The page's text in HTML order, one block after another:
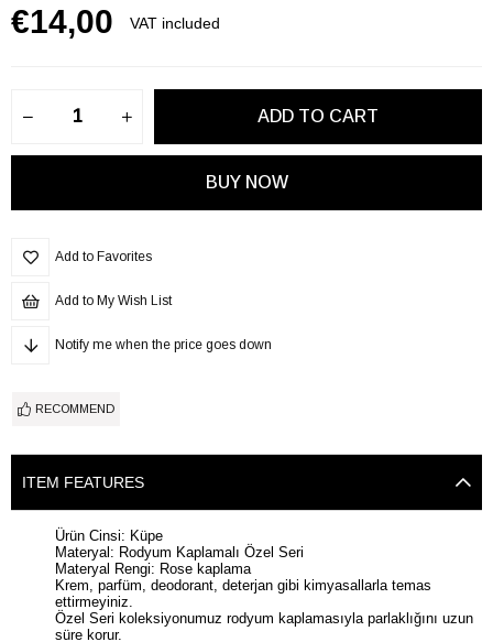
VAT included
€14,00
Add to Favorites
Add to My Wish List
Notify me when the price goes down
RECOMMEND
ITEM FEATURES
Ürün Cinsi: Küpe
Materyal: Rodyum Kaplamalı Özel Seri
Materyal Rengi: Rose kaplama
Krem, parfüm, deodorant, deterjan gibi kimyasallarla temas
ettirmeyiniz.
Özel Seri koleksiyonumuz rodyum kaplamasıyla parlaklığını uzun
süre korur.